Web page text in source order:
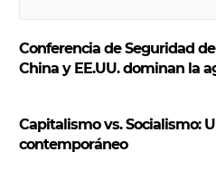
s
c
r
Conferencia de Seguridad
China y EE.UU. dominan la
Capitalismo vs. Socialismo:
contemporáneo